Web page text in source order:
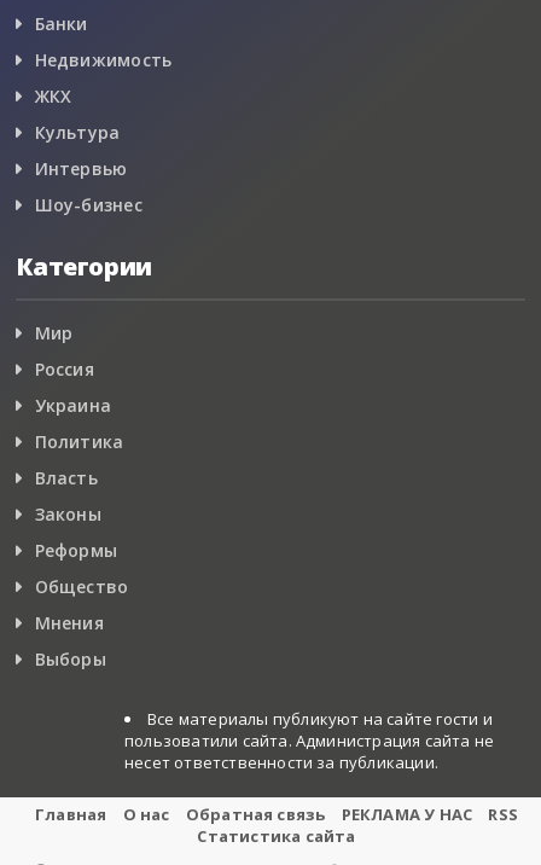
Банки
Недвижимость
ЖКХ
Культура
Интервью
Шоу-бизнес
Категории
Мир
Россия
Украина
Политика
Власть
Законы
Реформы
Общество
Мнения
Выборы
Все материалы публикуют на сайте гости и
пользоватили сайта. Администрация сайта не
несет ответственности за публикации.
Главная О нас Обратная связь РЕКЛАМА У НАС
RSS
Статистика сайта